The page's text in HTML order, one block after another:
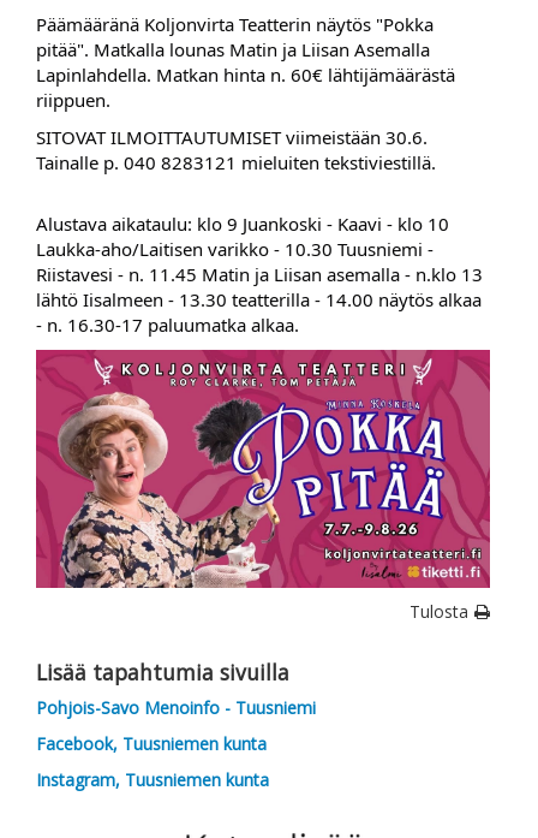
Päämääränä Koljonvirta Teatterin näytös "Pokka
pitää". Matkalla lounas Matin ja Liisan Asemalla
Lapinlahdella. Matkan hinta n. 60€ lähtijämäärästä
riippuen.
SITOVAT ILMOITTAUTUMISET viimeistään 30.6.
Tainalle p. 040 8283121 mieluiten tekstiviestillä.
Alustava aikataulu: klo 9 Juankoski - Kaavi - klo 10
Laukka-aho/Laitisen varikko - 10.30 Tuusniemi -
Riistavesi - n. 11.45 Matin ja Liisan asemalla - n.klo 13
lähtö Iisalmeen - 13.30 teatterilla - 14.00 näytös alkaa
- n. 16.30-17 paluumatka alkaa.
Tulosta
Lisää tapahtumia sivuilla
Pohjois-Savo Menoinfo - Tuusniemi
Facebook, Tuusniemen kunta
Instagram, Tuusniemen kunta